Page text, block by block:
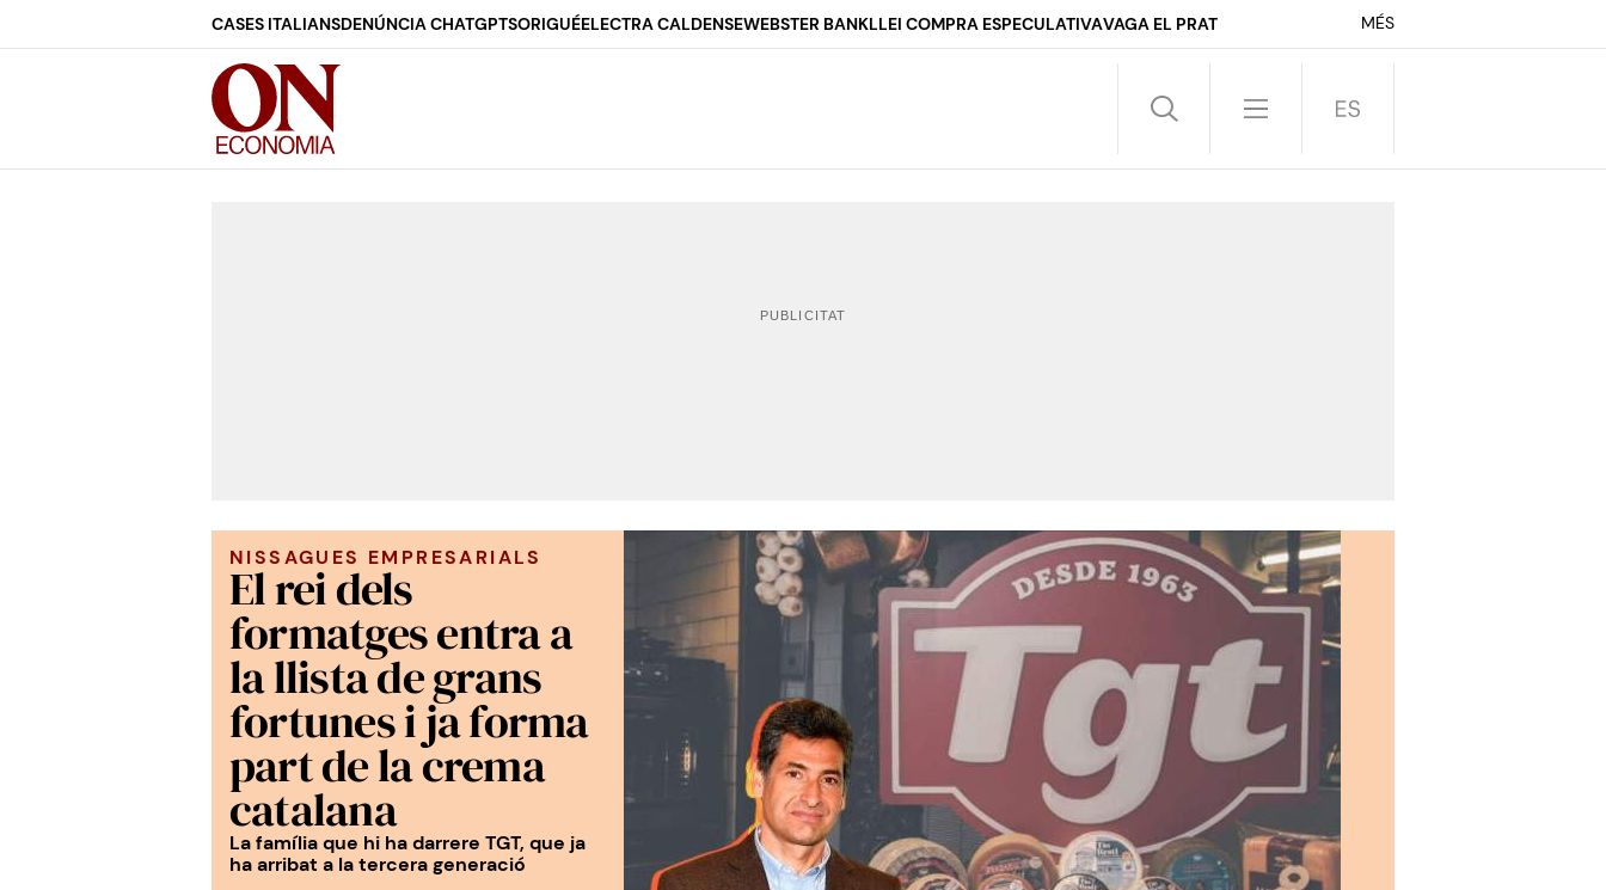
CASES ITALIANSDENÚNCIA CHATGPTSORIGUÉELECTRA CALDENSEWEBSTER BANKLLEI COMPRA ESPECULATIVAVAGA EL PRAT MÉS
NISSAGUES EMPRESARIALS
El rei dels
formatges entra a
la llista de grans
fortunes i ja forma
part de la crema
catalana
La família que hi ha darrere TGT, que ja
ha arribat a la tercera generació